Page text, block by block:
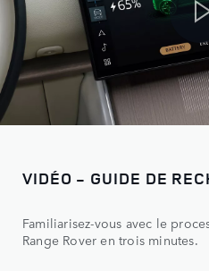
VIDÉO - GUIDE DE
Familiarisez-vous avec le
Range Rover en trois minutes.